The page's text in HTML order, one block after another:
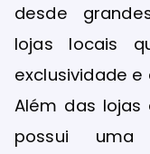
desde
lojas locais
exclusividade
Além das lojas
possui